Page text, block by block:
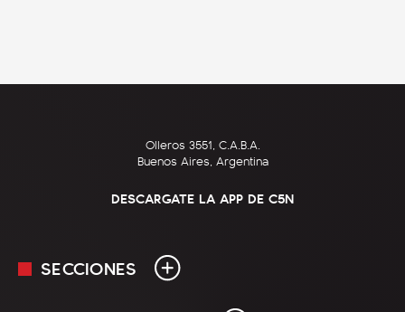
Olleros 3551, C.A.B.A.
Buenos Aires, Argentina
DESCARGATE LA APP DE C5N
SECCIONES